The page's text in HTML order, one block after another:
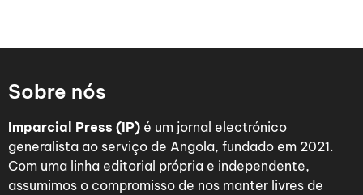
Sobre nós
Imparcial Press (IP) é um jornal electrónico
generalista ao serviço de Angola, fundado em 2021.
Com uma linha editorial própria e independente,
assumimos o compromisso de nos manter livres de